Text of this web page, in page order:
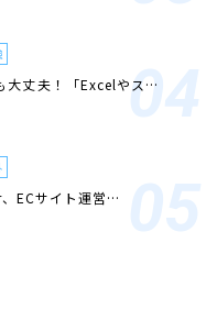
大丈夫！「Excelやス…
ECサイト運営…